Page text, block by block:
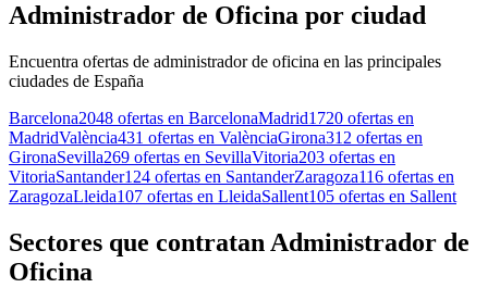
Administrador de Oficina por ciudad
Encuentra ofertas de administrador de oficina en las principales
ciudades de España
Barcelona2048 ofertas en BarcelonaMadrid1720 ofertas en
MadridValència431 ofertas en ValènciaGirona312 ofertas en
GironaSevilla269 ofertas en SevillaVitoria203 ofertas en
VitoriaSantander124 ofertas en SantanderZaragoza116 ofertas en
ZaragozaLleida107 ofertas en LleidaSallent105 ofertas en Sallent
Sectores que contratan Administrador de
Oficina